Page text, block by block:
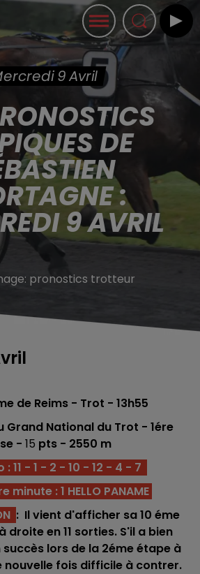
9 Avril
DE
:
9 AVRIL
pronostics trotteur
de Reims - Trot - 13h55
Grand National du Trot - 1ére
- 15 pts - 2550 m
: 11 - 1 - 2 - 10 - 12 - 4 - 7
minute : 1 HELLO PANAME
: Il vient d'afficher sa 10 éme
en 11 sorties. S'il a bien
lors de la 2éme étape à
nouvelle fois difficile à contrer.